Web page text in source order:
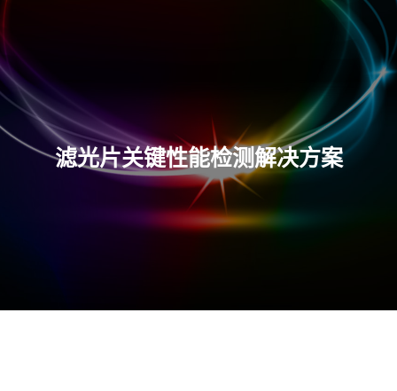
滤光片关键性能检测解决方案